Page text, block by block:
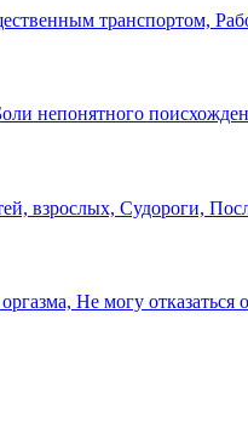
транспортом,
непонятного
взрослых, Судороги,
Не могу отказаться